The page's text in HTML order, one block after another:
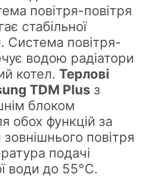
повітря-повітря
стабільної
Система повітря-
водою радіатори
котел. Терлові
TDM Plus з
блоком
обох функцій за
повітря
подачі
води до 55°С.